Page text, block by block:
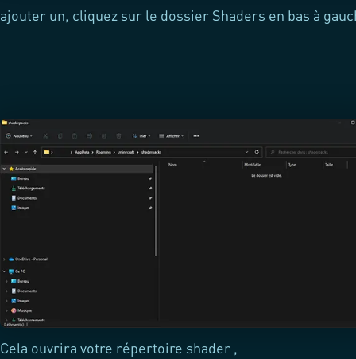
ajouter un, cliquez sur le dossier Shaders en bas à
Cela ouvrira votre répertoire shader ,